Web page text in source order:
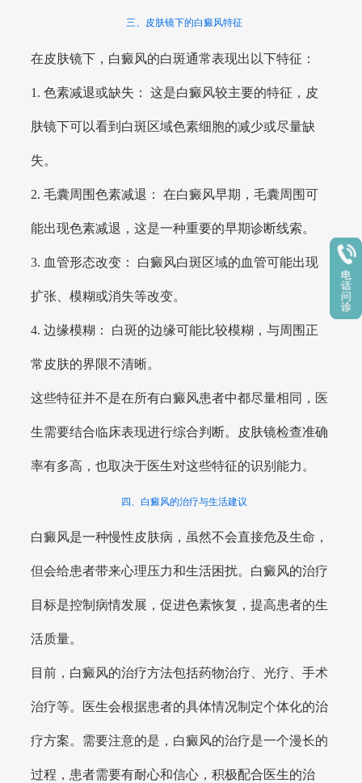
三、皮肤镜下的白癜风特征
在皮肤镜下，白癜风的白斑通常表现出以下特征：
1. 色素减退或缺失： 这是白癜风较主要的特征，皮
肤镜下可以看到白斑区域色素细胞的减少或尽量缺
失。
2. 毛囊周围色素减退： 在白癜风早期，毛囊周围可
能出现色素减退，这是一种重要的早期诊断线索。
3. 血管形态改变： 白癜风白斑区域的血管可能出现
扩张、模糊或消失等改变。
4. 边缘模糊： 白斑的边缘可能比较模糊，与周围正
常皮肤的界限不清晰。
这些特征并不是在所有白癜风患者中都尽量相同，医
生需要结合临床表现进行综合判断。皮肤镜检查准确
率有多高，也取决于医生对这些特征的识别能力。
四、白癜风的治疗与生活建议
白癜风是一种慢性皮肤病，虽然不会直接危及生命，
但会给患者带来心理压力和生活困扰。白癜风的治疗
目标是控制病情发展，促进色素恢复，提高患者的生
活质量。
目前，白癜风的治疗方法包括药物治疗、光疗、手术
治疗等。医生会根据患者的具体情况制定个体化的治
疗方案。需要注意的是，白癜风的治疗是一个漫长的
过程，患者需要有耐心和信心，积极配合医生的治